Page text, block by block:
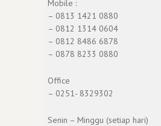
Mobile :
– 0813 1421 0880
– 0812 1314 0604
– 0812 8486 6878
– 0878 8233 0880
Office
– 0251- 8329302
Senin – Minggu (setiap hari)